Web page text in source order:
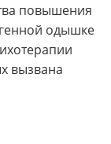
повышения
одышке
вызвана